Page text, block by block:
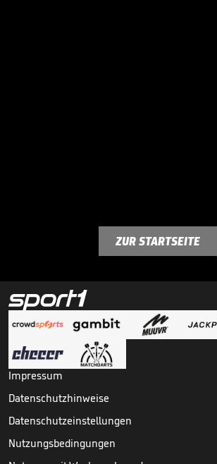
ZUR STARTSEITE
Impressum
Datenschutzhinweise
Datenschutzeinstellungen
Nutzungsbedingungen